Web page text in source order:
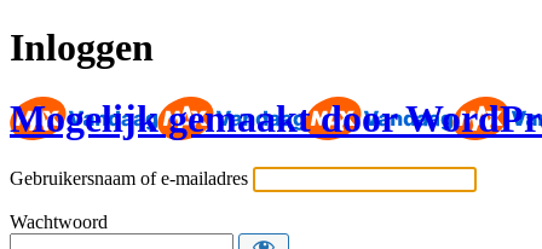
Inloggen
Mogelijk gemaakt door
Gebruikersnaam of e-mailadres
Wachtwoord